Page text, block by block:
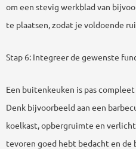
om een stevig werkblad van
te plaatsen, zodat je voldoende
Stap 6: Integreer de gewenste
Een buitenkeuken is pas
Denk bijvoorbeeld aan een
koelkast, opbergruimte en
tevoren goed hebt bedacht en de